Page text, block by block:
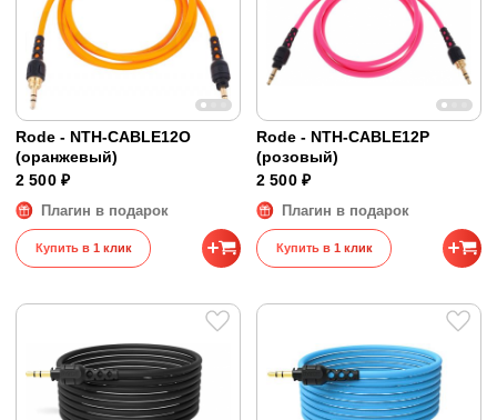
Rode - NTH-CABLE12O
(оранжевый)
2 500 ₽
Плагин в подарок
Купить в 1 клик
Rode - NTH-CABLE12P
(розовый)
2 500 ₽
Плагин в подарок
Купить в 1 клик